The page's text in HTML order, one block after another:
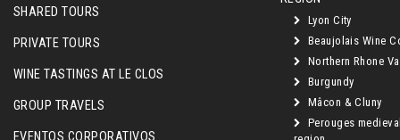
SHARED TOURS
PRIVATE TOURS
WINE TASTINGS AT LE CLOS
GROUP TRAVELS
EVENTOS CORPORATIVOS
Lyon City
Beaujolais Wine
Northern Rhone
Burgundy
Mâcon & Cluny
Perouges